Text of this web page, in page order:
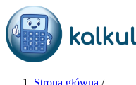
Strona główna /